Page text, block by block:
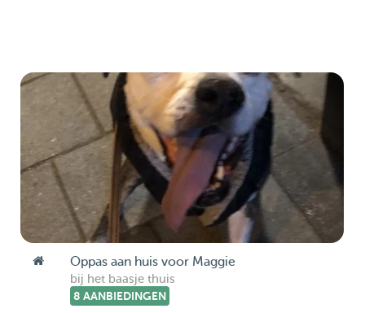
Oppas aan huis voor Maggie
bij het baasje thuis
8 AANBIEDINGEN